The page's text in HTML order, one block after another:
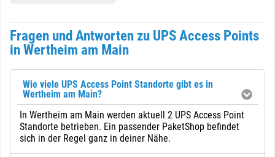
Fragen und Antworten zu UPS Access Points
in Wertheim am Main
Wie viele UPS Access Point Standorte gibt es in
Wertheim am Main?
In Wertheim am Main werden aktuell 2 UPS Access Point
Standorte betrieben. Ein passender PaketShop befindet
sich in der Regel ganz in deiner Nähe.